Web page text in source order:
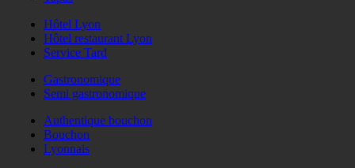
Hôtel Lyon
Hôtel restaurant Lyon
Service Tard
Gastronomique
Semi gastronomique
Authentique bouchon
Bouchon
Lyonnais